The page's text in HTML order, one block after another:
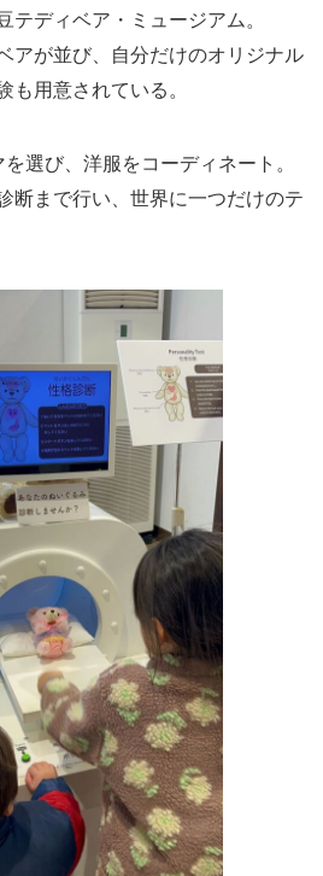
テディベア・ミュージアム。
アが並び、自分だけのオリジナル
も用意されている。
選び、洋服をコーディネート。
断まで行い、世界に一つだけのテ